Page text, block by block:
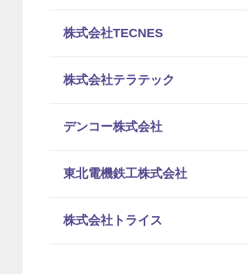
株式会社TECNES
株式会社テラテック
デンコー株式会社
東北電機鉄工株式会社
株式会社トライス